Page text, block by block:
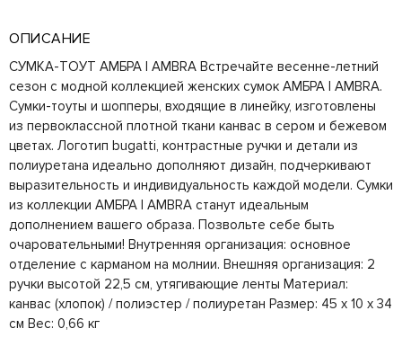
ОПИСАНИЕ
СУМКА-ТОУТ АМБРА | AMBRA Встречайте весенне-летний
сезон с модной коллекцией женских сумок АМБРА | AMBRA.
Сумки-тоуты и шопперы, входящие в линейку, изготовлены
из первоклассной плотной ткани канвас в сером и бежевом
цветах. Логотип bugatti, контрастные ручки и детали из
полиуретана идеально дополняют дизайн, подчеркивают
выразительность и индивидуальность каждой модели. Сумки
из коллекции АМБРА | AMBRA станут идеальным
дополнением вашего образа. Позвольте себе быть
очаровательными! Внутренняя организация: основное
отделение с карманом на молнии. Внешняя организация: 2
ручки высотой 22,5 см, утягивающие ленты Материал:
канвас (хлопок) / полиэстер / полиуретан Размер: 45 x 10 x 34
см Вес: 0,66 кг